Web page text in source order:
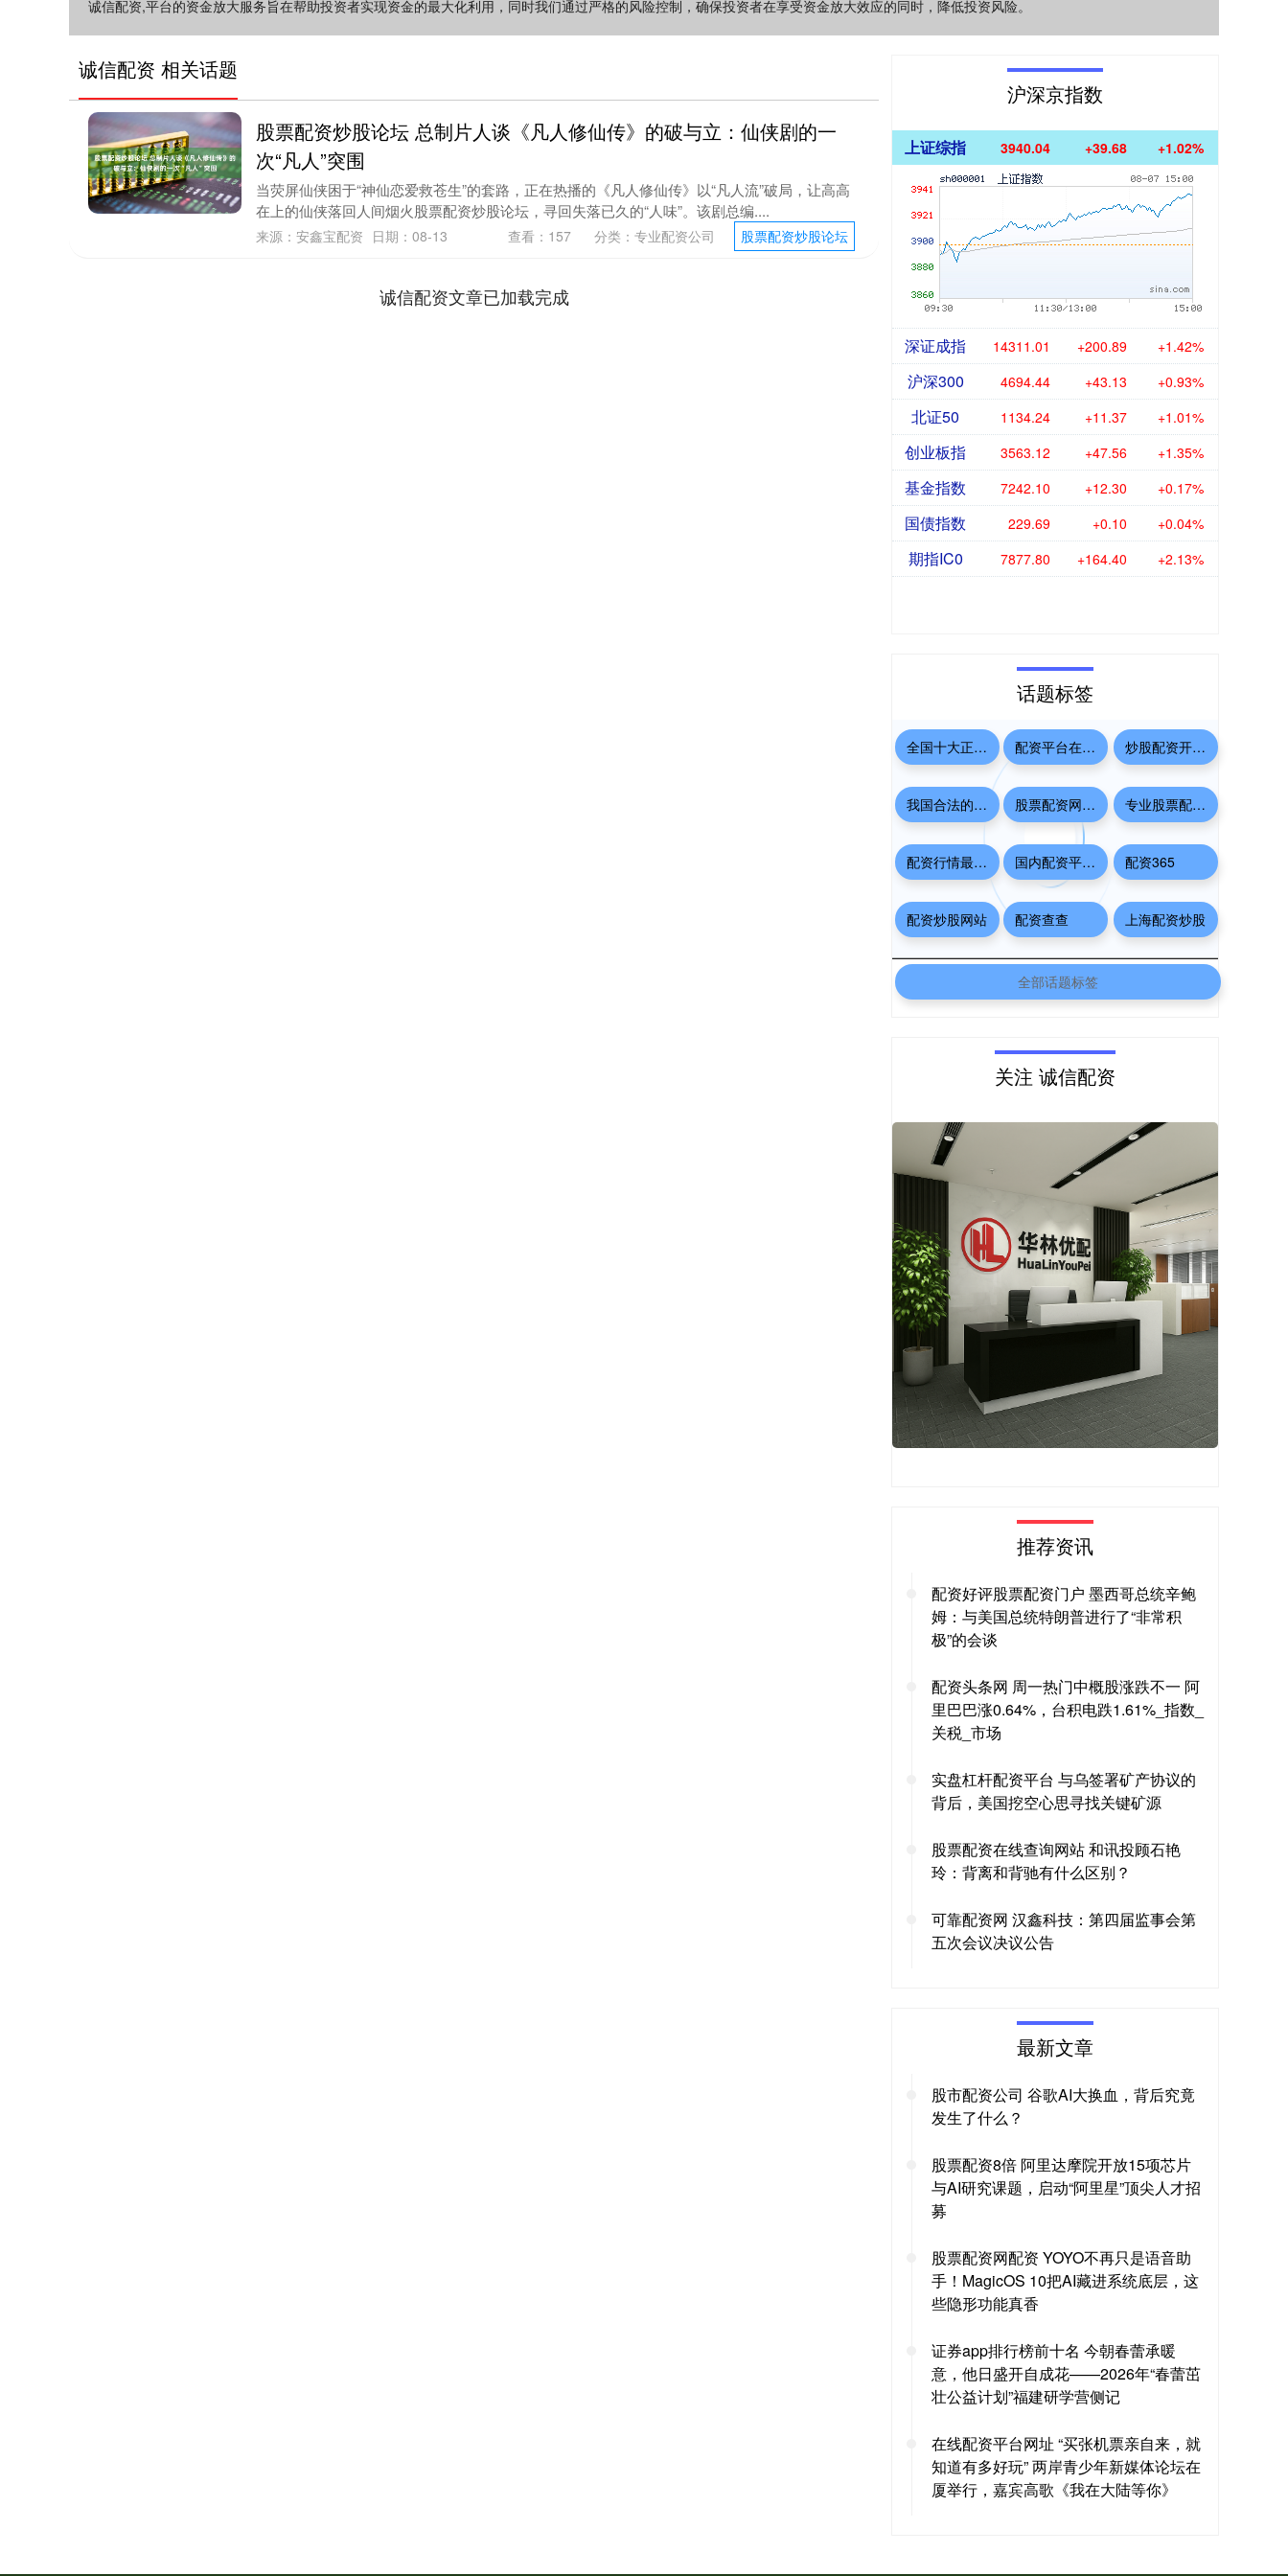
诚信配资,平台的资金放大服务旨在帮助投资者实现资金的最大化利用，同时我们通过严格的风险控制，确保投资者在享受资金放大效应的同时，降低投资风险。
诚信配资 相关话题
股票配资炒股论坛 总制片人谈《凡人修仙传》的破与立：仙侠剧的一
次“凡人”突围
当荧屏仙侠困于“神仙恋爱救苍生”的套路，正在热播的《凡人修仙传》以“凡人流”破局，让高高
在上的仙侠落回人间烟火股票配资炒股论坛，寻回失落已久的“人味”。该剧总编....
股票配资炒股论坛
来源：安鑫宝配资 日期：08-13 查看： 157 分类： 专业配资公司
诚信配资文章已加载完成
沪深京指数
上证综指 3940.04 +39.68 +1.02%
深证成指 14311.01 +200.89 +1.42%
沪深300 4694.44 +43.13 +0.93%
北证50 1134.24 +11.37 +1.01%
创业板指 3563.12 +47.56 +1.35%
基金指数 7242.10 +12.30 +0.17%
国债指数 229.69 +0.10 +0.04%
期指IC0 7877.80 +164.40 +2.13%
话题标签
全国十大正规配资 配资平台在线咨询 炒股配资开平台
我国合法的配资平台 股票配资网配资 专业股票配资开户
配资行情最新消息 国内配资平台排名 配资365
配资炒股网站 配资查查 上海配资炒股
全部话题标签
关注 诚信配资
推荐资讯
配资好评股票配资门户 墨西哥总统辛鲍
姆：与美国总统特朗普进行了“非常积
极”的会谈
配资头条网 周一热门中概股涨跌不一 阿
里巴巴涨0.64%，台积电跌1.61%_指数_
关税_市场
实盘杠杆配资平台 与乌签署矿产协议的
背后，美国挖空心思寻找关键矿源
股票配资在线查询网站 和讯投顾石艳
玲：背离和背驰有什么区别？
可靠配资网 汉鑫科技：第四届监事会第
五次会议决议公告
最新文章
股市配资公司 谷歌AI大换血，背后究竟
发生了什么？
股票配资8倍 阿里达摩院开放15项芯片
与AI研究课题，启动“阿里星”顶尖人才招
募
股票配资网配资 YOYO不再只是语音助
手！MagicOS 10把AI藏进系统底层，这
些隐形功能真香
证券app排行榜前十名 今朝春蕾承暖
意，他日盛开自成花——2026年“春蕾茁
壮公益计划”福建研学营侧记
在线配资平台网址 “买张机票亲自来，就
知道有多好玩” 两岸青少年新媒体论坛在
厦举行，嘉宾高歌《我在大陆等你》